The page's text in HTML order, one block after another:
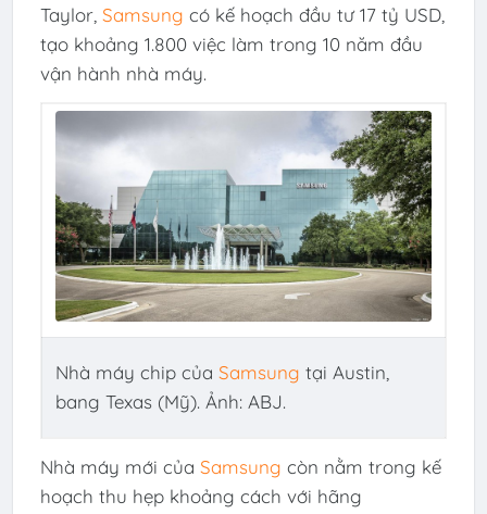
Taylor, Samsung có kế hoạch đầu tư17 tỷ USD,
tạo khoảng 1.800 việc làm trong 10 năm đầu
vận hành nhà máy.
Nhà máy chip của Samsung tại Austin,
bang Texas (Mỹ). Ảnh: ABJ.
Nhà máy mới của Samsung còn nằm trong kế
hoạch thu hẹp khoảng cách với hãng